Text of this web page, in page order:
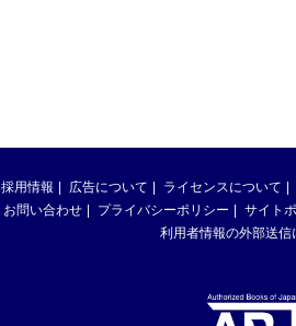
採用情報 広告について ライセンスについて
お問い合わせ プライバシーポリシー サイト
利用者情報の外部送信